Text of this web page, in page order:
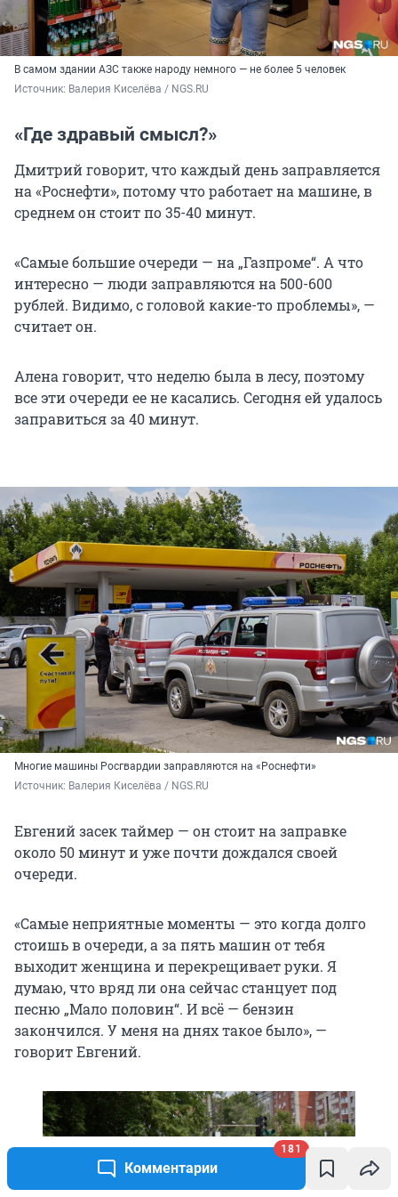
Комментарии
181
В самом здании АЗС также народу немного — не более 5 человек
Источник: Валерия Киселёва / NGS.RU
«Где здравый смысл?»
Дмитрий говорит, что каждый день заправляется
на «Роснефти», потому что работает на машине, в
среднем он стоит по 35-40 минут.
«Самые большие очереди — на „Газпроме“. А что
интересно — люди заправляются на 500-600
рублей. Видимо, с головой какие-то проблемы», —
считает он.
Алена говорит, что неделю была в лесу, поэтому
все эти очереди ее не касались. Сегодня ей удалось
заправиться за 40 минут.
Многие машины Росгвардии заправляются на «Роснефти»
Источник: Валерия Киселёва / NGS.RU
Евгений засек таймер — он стоит на заправке
около 50 минут и уже почти дождался своей
очереди.
«Самые неприятные моменты — это когда долго
стоишь в очереди, а за пять машин от тебя
выходит женщина и перекрещивает руки. Я
думаю, что вряд ли она сейчас станцует под
песню „Мало половин“. И всё — бензин
закончился. У меня на днях такое было», —
говорит Евгений.